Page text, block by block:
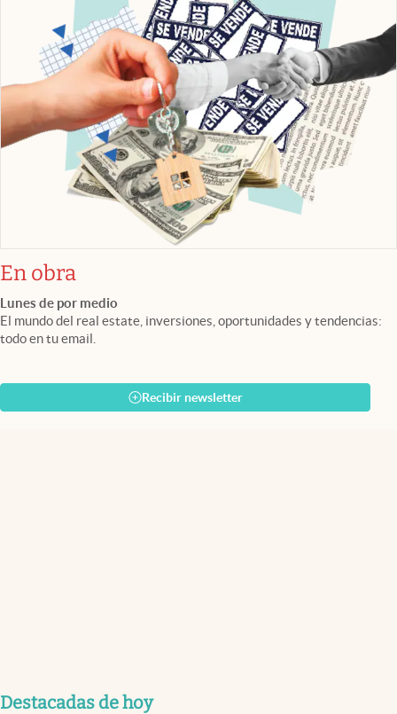
En obra
Lunes de por medio
El mundo del real estate, inversiones, oportunidades y tendencias:
todo en tu email.
Recibir newsletter
Destacadas de hoy